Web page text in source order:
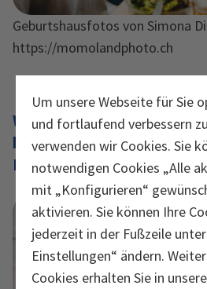
Um unsere Webseite für Sie
und fortlaufend verbessern
verwenden wir Cookies. Sie
notwendigen Cookies „Alle
mit „Konfigurieren“
aktivieren. Sie können Ihre
jederzeit in der Fußzeile
Einstellungen“ ändern.
Cookies erhalten Sie in
Geburtshausfotos von Simona
https://momolandphoto.ch
Welche Dinge sehen Sie
bei denen Sie sich mehr
Bevölkerung wünschen?